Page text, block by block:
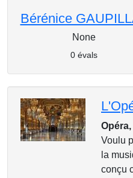
Bérénice
None
0 évals
Voulu
la
conçu